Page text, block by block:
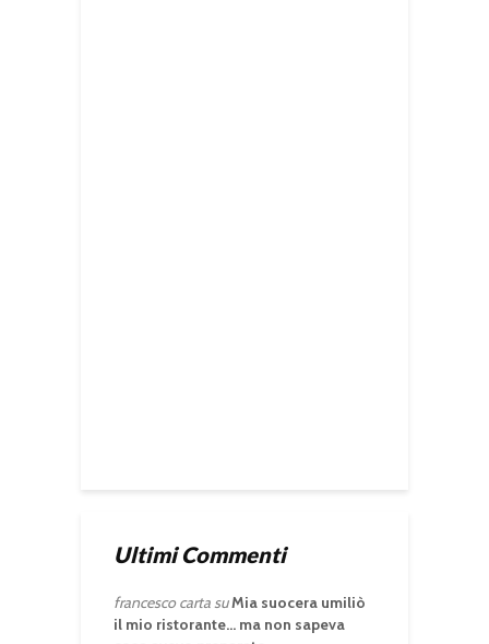
Ultimi Commenti
francesco cartasuMia suocera umiliò
il mio ristorante… ma non sapeva